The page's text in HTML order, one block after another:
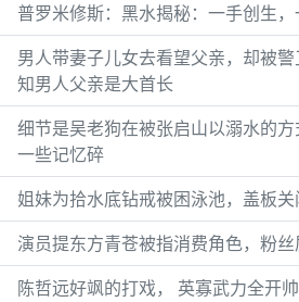
普罗米修斯：黑水揭秘：一手创生
男人带妻子儿女去看望父亲，却被
知男人父亲是大首长
细节是吴老狗在被张启山以溺水的
一些记忆碎
姐妹为拾水底钻戒被困泳池，盖板
演员提东方青苍被指消费角色，粉
陈哲远好飒的打戏， 英寡武力全开帅